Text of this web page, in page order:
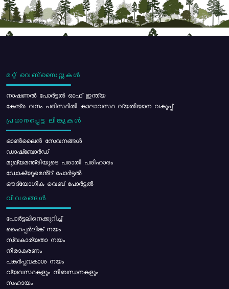
മറ്റ് വെബ്സൈറ്റുകൾ
നാഷണൽ പോർട്ടൽ ഓഫ് ഇന്ത്യ
കേന്ദ്ര വനം പരിസ്ഥിതി കാലാവസ്ഥ വ്യതിയാന വകുപ്പ്
പ്രധാനപ്പെട്ട ലിങ്കുകൾ
ഓൺലൈൻ സേവനങ്ങൾ
ഡാഷ്ബോർഡ്
മുഖ്യമന്ത്രിയുടെ പരാതി പരിഹാരം
ഡോക്യുമെൻ്റ് പോർട്ടൽ
ഔദ്യോഗിക വെബ് പോർട്ടൽ
വിവരങ്ങൾ
പോര്‍ട്ടലിനെക്കുറിച്ച്
ഹൈപ്പർലിങ്ക് നയം
സ്വകാര്യതാ നയം
നിരാകരണം
പകർപ്പവകാശ നയം
വ്യവസ്ഥകളും നിബന്ധനകളും
സഹായം